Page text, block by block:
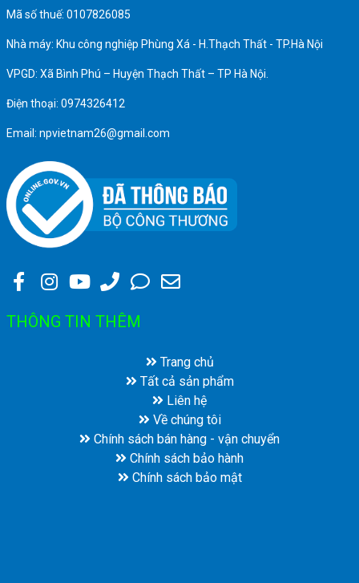
Mã số thuế: 0107826085
Nhà máy: Khu công nghiệp Phùng Xá - H.Thạch Thất - TP.Hà Nội
VPGD: Xã Bình Phú – Huyện Thạch Thất – TP Hà Nội.
Điện thoại: 0974326412
Email: npvietnam26@gmail.com
THÔNG TIN THÊM
Trang chủ
Tất cả sản phẩm
Liên hệ
Về chúng tôi
Chính sách bán hàng - vận chuyển
Chính sách bảo hành
Chính sách bảo mật